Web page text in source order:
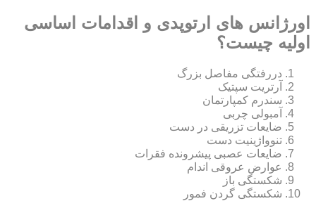
اورژانس های ارتوپدی و اقدامات اساسی
اولیه چیست؟
دررفتگی مفاصل بزرگ
آرتریت سپتیک
سندرم کمپارتمان
آمبولی چربی
ضایعات تزریقی در دست
تنوواژینیت دست
ضایعات عصبی پیشرونده فقرات
عوارض عروقی اندام
شکستگی باز
شکستگی گردن فمور